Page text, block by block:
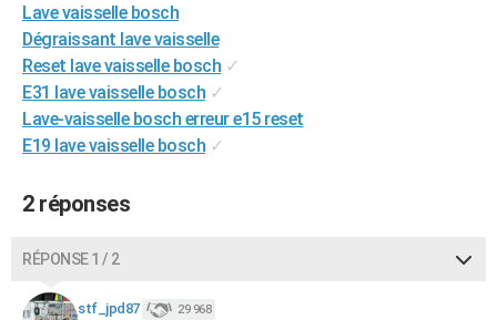
Destinations
City break
Voyage nature
Voyage de noces
Forum
Climat
+PHOTO
GUIDES D'ACHAT
BONS PLANS
Carte de Noël
Carte Bonne année
Carte Saint-Valentin
Carte Pâques
Carte d'anniversaire
DICTIONNAIRE
Dictionnaire
Biographies
Citations
Expressions
Proverbes
PROGRAMME TV
COPAINS D'AVANT
Lave vaisselle bosch
Dégraissant lave vaisselle
Reset lave vaisselle bosch ✓
E31 lave vaisselle bosch ✓
Lave-vaisselle bosch erreur e15 reset
E19 lave vaisselle bosch ✓
2 réponses
RÉPONSE 1 / 2
stf_jpd87 29 968